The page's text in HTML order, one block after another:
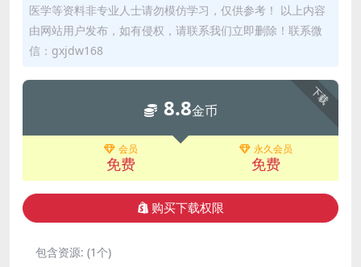
医学等资料非专业人士请勿模仿学习，仅供参考！ 以上内容
由网站用户发布，如有侵权，请联系我们立即删除！联系微
信：gxjdw168
下载
8.8金币
会员
免费
永久会员
免费
购买下载权限
包含资源: (1个)